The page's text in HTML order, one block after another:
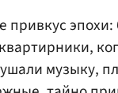
эпохи:
музыку,